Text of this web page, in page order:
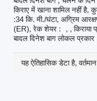
किराए में खाना शामिल नहीं
:34 कि. मी./घंटा, अग्रिम
(ER), रेक शेयर :
, , किराया
बादल दिनेश बाग लोकल
यह ऐतिहासिक डेटा है,